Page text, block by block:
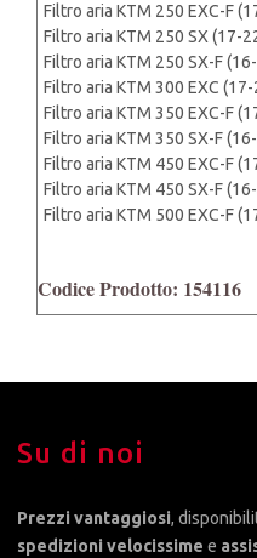
Filtro aria KTM 250 EXC-F
Filtro aria KTM 250 SX (17-
Filtro aria KTM 250 SX-F
Filtro aria KTM 300 EXC (17-
Filtro aria KTM 350 EXC-F
Filtro aria KTM 350 SX-F
Filtro aria KTM 450 EXC-F
Filtro aria KTM 450 SX-F
Filtro aria KTM 500 EXC-F
Codice Prodotto: 154116
Su di noi
Prezzi vantaggiosi,
spedizioni velocissime e